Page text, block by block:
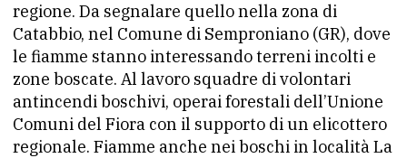
regione. Da segnalare quello nella zona di
Catabbio, nel Comune di Semproniano (GR), dove
le fiamme stanno interessando terreni incolti e
zone boscate. Al lavoro squadre di volontari
antincendi boschivi, operai forestali dell’Unione
Comuni del Fiora con il supporto di un elicottero
regionale. Fiamme anche nei boschi in località La